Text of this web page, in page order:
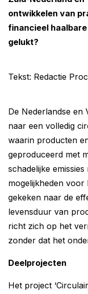
ontwikkelen van
financieel
gelukt?
Tekst: Redactie
De Nederlandse en
naar een volledig
waarin producten
geproduceerd met
schadelijke
mogelijkheden
gekeken naar de
levensduur van
richt zich op het
zonder dat het
Deelprojecten
Het project